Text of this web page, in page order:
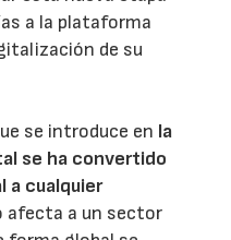
a la plataforma
de su
se introduce en la
se ha convertido
a cualquier
afecta a un sector